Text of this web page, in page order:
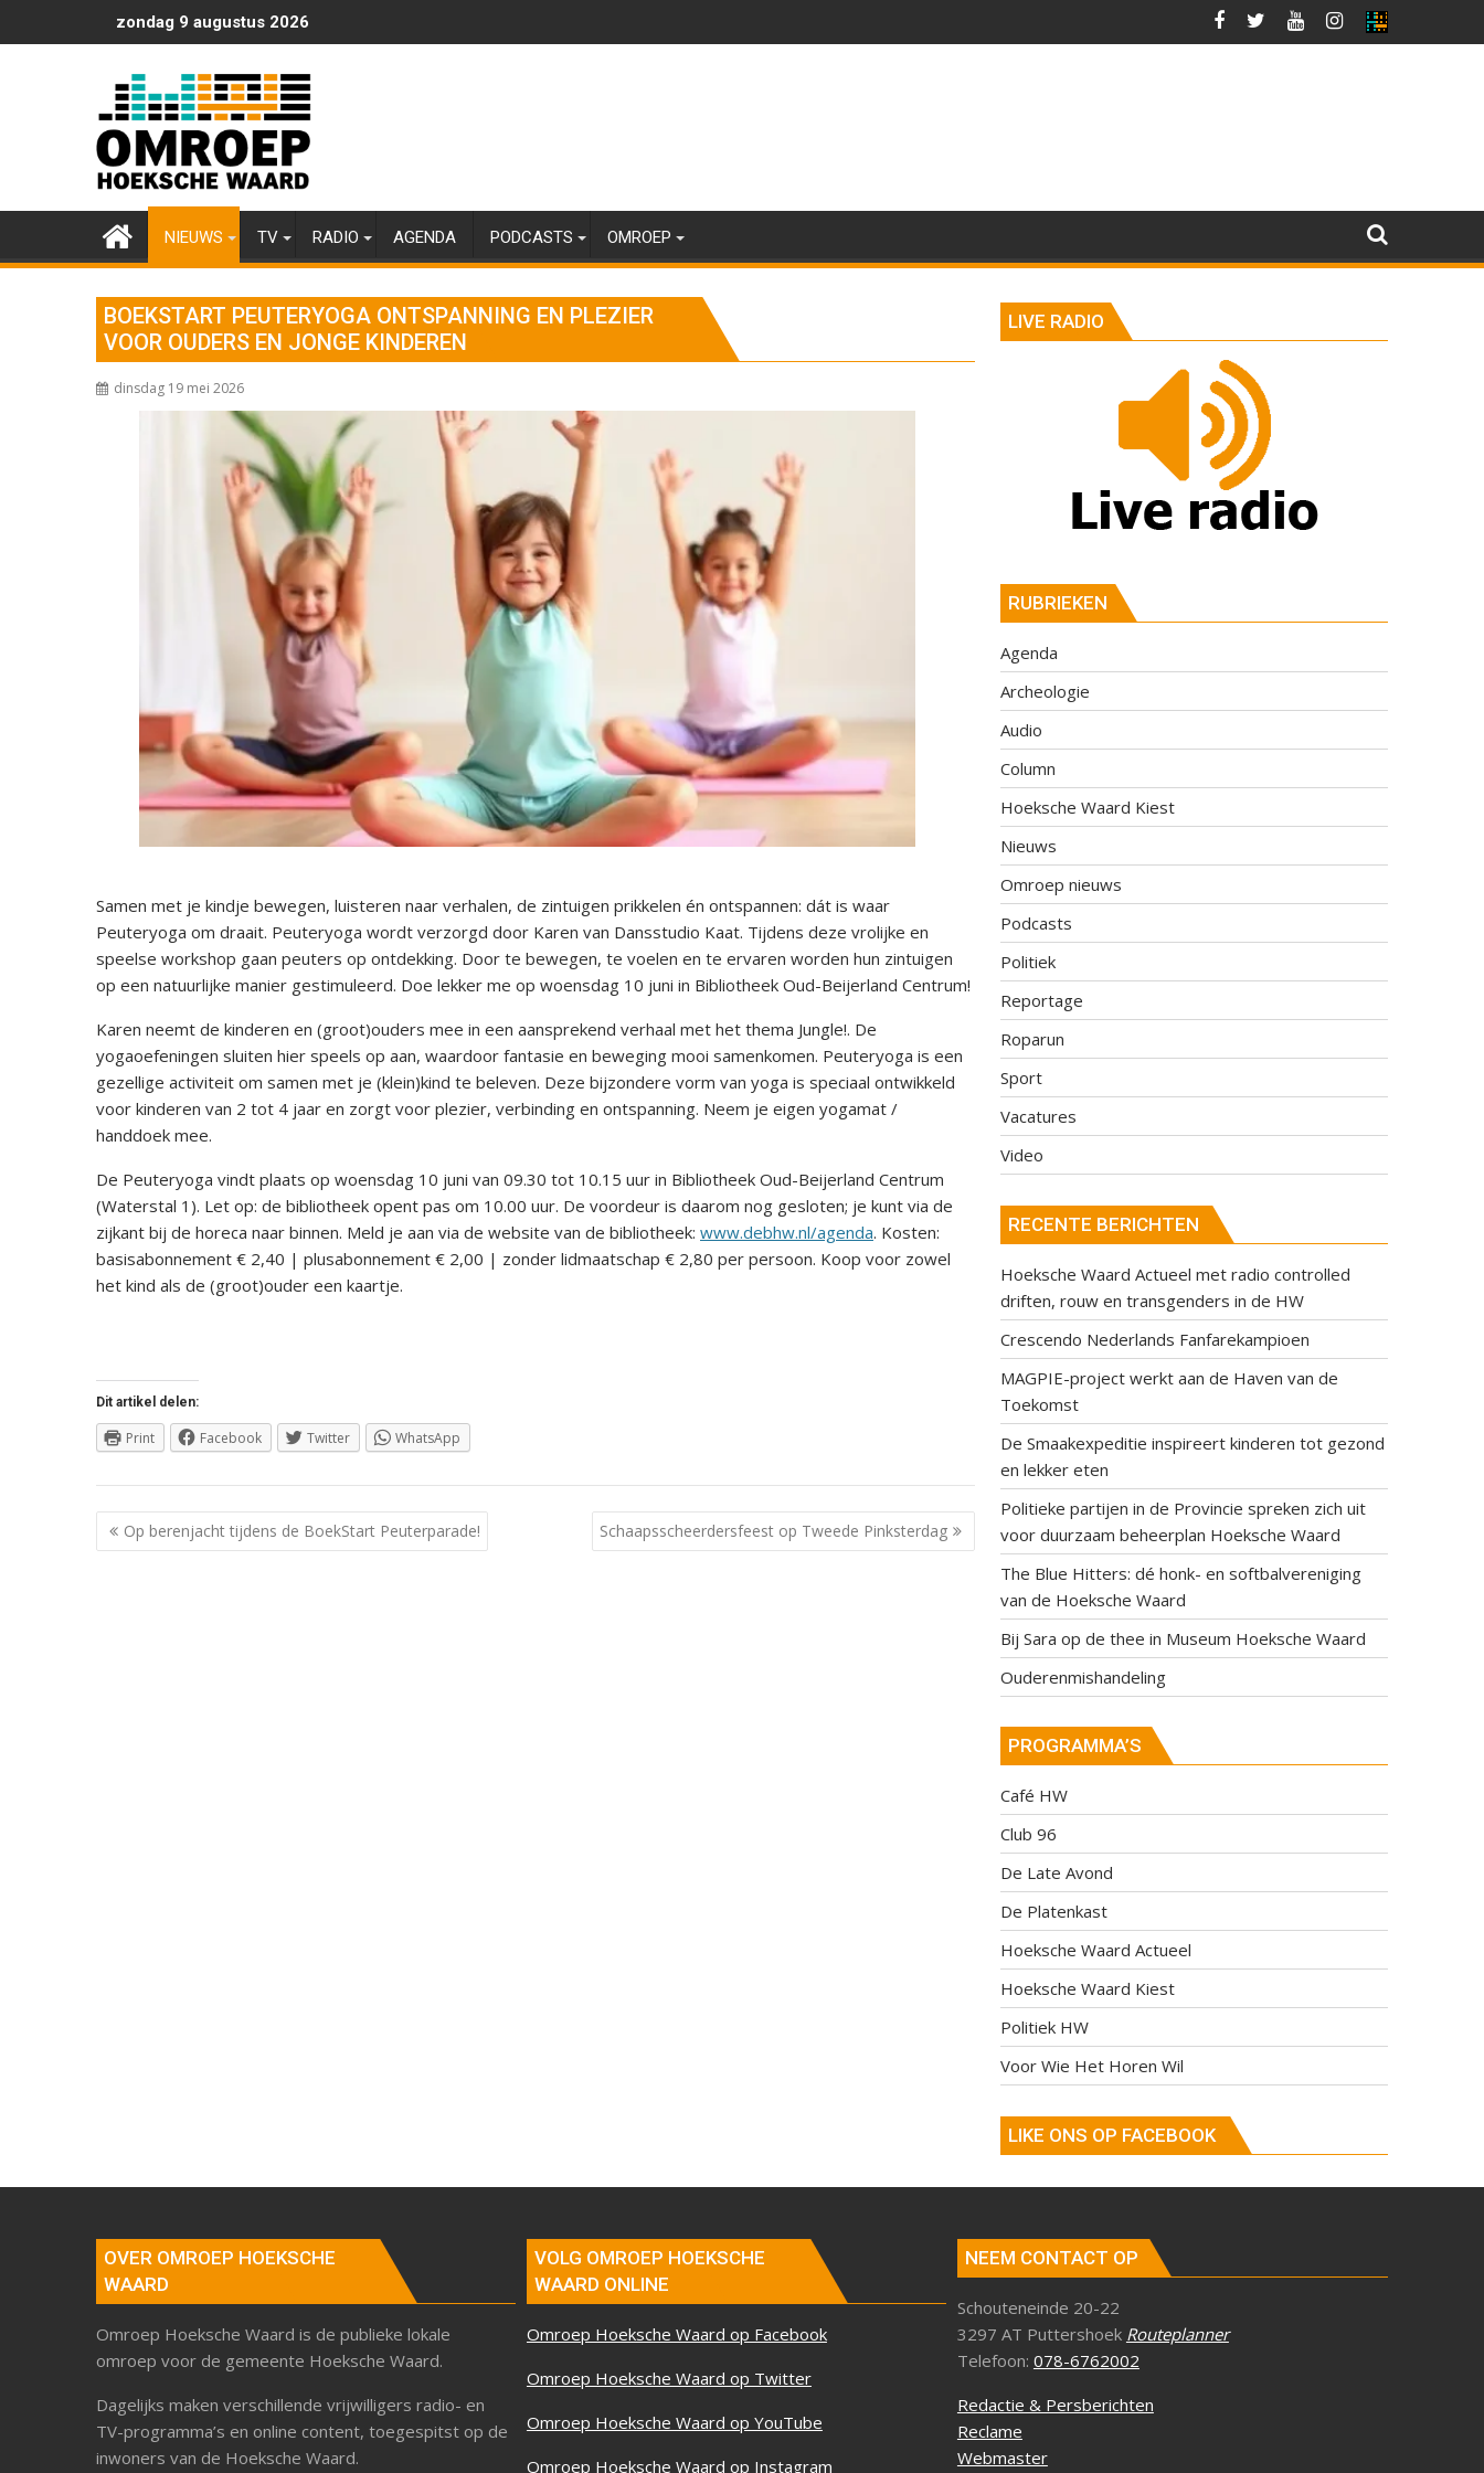
naar
zondag 9 augustus 2026
NIEUWS TV RADIO AGENDA PODCASTS OMROEP
BOEKSTART PEUTERYOGA ONTSPANNING EN PLEZIER
VOOR OUDERS EN JONGE KINDEREN
dinsdag 19 mei 2026
Samen met je kindje bewegen, luisteren naar verhalen, de zintuigen prikkelen én ontspannen: dát is waar
Peuteryoga om draait. Peuteryoga wordt verzorgd door Karen van Dansstudio Kaat. Tijdens deze vrolijke en
speelse workshop gaan peuters op ontdekking. Door te bewegen, te voelen en te ervaren worden hun zintuigen
op een natuurlijke manier gestimuleerd. Doe lekker me op woensdag 10 juni in Bibliotheek Oud-Beijerland Centrum!
Karen neemt de kinderen en (groot)ouders mee in een aansprekend verhaal met het thema Jungle!. De
yogaoefeningen sluiten hier speels op aan, waardoor fantasie en beweging mooi samenkomen. Peuteryoga is een
gezellige activiteit om samen met je (klein)kind te beleven. Deze bijzondere vorm van yoga is speciaal ontwikkeld
voor kinderen van 2 tot 4 jaar en zorgt voor plezier, verbinding en ontspanning. Neem je eigen yogamat /
handdoek mee.
De Peuteryoga vindt plaats op woensdag 10 juni van 09.30 tot 10.15 uur in Bibliotheek Oud-Beijerland Centrum
(Waterstal 1). Let op: de bibliotheek opent pas om 10.00 uur. De voordeur is daarom nog gesloten; je kunt via de
zijkant bij de horeca naar binnen. Meld je aan via de website van de bibliotheek: www.debhw.nl/agenda. Kosten:
basisabonnement € 2,40 | plusabonnement € 2,00 | zonder lidmaatschap € 2,80 per persoon. Koop voor zowel
het kind als de (groot)ouder een kaartje.
Dit artikel delen:
Print Facebook Twitter WhatsApp
Berichtnavigatie
Op berenjacht tijdens de BoekStart Peuterparade! Schaapsscheerdersfeest op Tweede Pinksterdag
LIVE RADIO
RUBRIEKEN
Agenda
Archeologie
Audio
Column
Hoeksche Waard Kiest
Nieuws
Omroep nieuws
Podcasts
Politiek
Reportage
Roparun
Sport
Vacatures
Video
RECENTE BERICHTEN
Hoeksche Waard Actueel met radio controlled
driften, rouw en transgenders in de HW
Crescendo Nederlands Fanfarekampioen
MAGPIE-project werkt aan de Haven van de
Toekomst
De Smaakexpeditie inspireert kinderen tot gezond
en lekker eten
Politieke partijen in de Provincie spreken zich uit
voor duurzaam beheerplan Hoeksche Waard
The Blue Hitters: dé honk- en softbalvereniging
van de Hoeksche Waard
Bij Sara op de thee in Museum Hoeksche Waard
Ouderenmishandeling
PROGRAMMA’S
Café HW
Club 96
De Late Avond
De Platenkast
Hoeksche Waard Actueel
Hoeksche Waard Kiest
Politiek HW
Voor Wie Het Horen Wil
LIKE ONS OP FACEBOOK
OVER OMROEP HOEKSCHE
WAARD
Omroep Hoeksche Waard is de publieke lokale
omroep voor de gemeente Hoeksche Waard.
Dagelijks maken verschillende vrijwilligers radio- en
TV-programma’s en online content, toegespitst op de
inwoners van de Hoeksche Waard.
VOLG OMROEP HOEKSCHE
WAARD ONLINE
Omroep Hoeksche Waard op Facebook
Omroep Hoeksche Waard op Twitter
Omroep Hoeksche Waard op YouTube
Omroep Hoeksche Waard op Instagram
NEEM CONTACT OP
Schouteneinde 20-22
3297 AT Puttershoek Routeplanner
Telefoon: 078-6762002
Redactie & Persberichten
Reclame
Webmaster